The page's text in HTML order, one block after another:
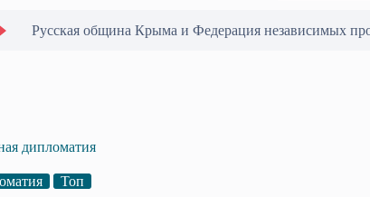
Русская община Крыма и Федерация независимых
дипломатия
Топ